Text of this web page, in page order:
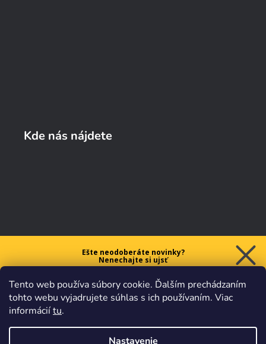
Tento web používa súbory cookie. Ďalším prechádzaním
tohto webu vyjadrujete súhlas s ich používaním. Viac
informáciítu.
Nastavenie
Kde nás nájdete
Ešte neodoberáte novinky?
Nenechajte si ujsť
na prvý nákup nad 40 €.